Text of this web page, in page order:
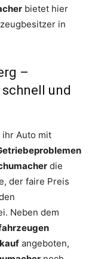
bietet hier
in
–
und
ihr Auto mit
die
der faire Preis
Neben dem
angeboten,